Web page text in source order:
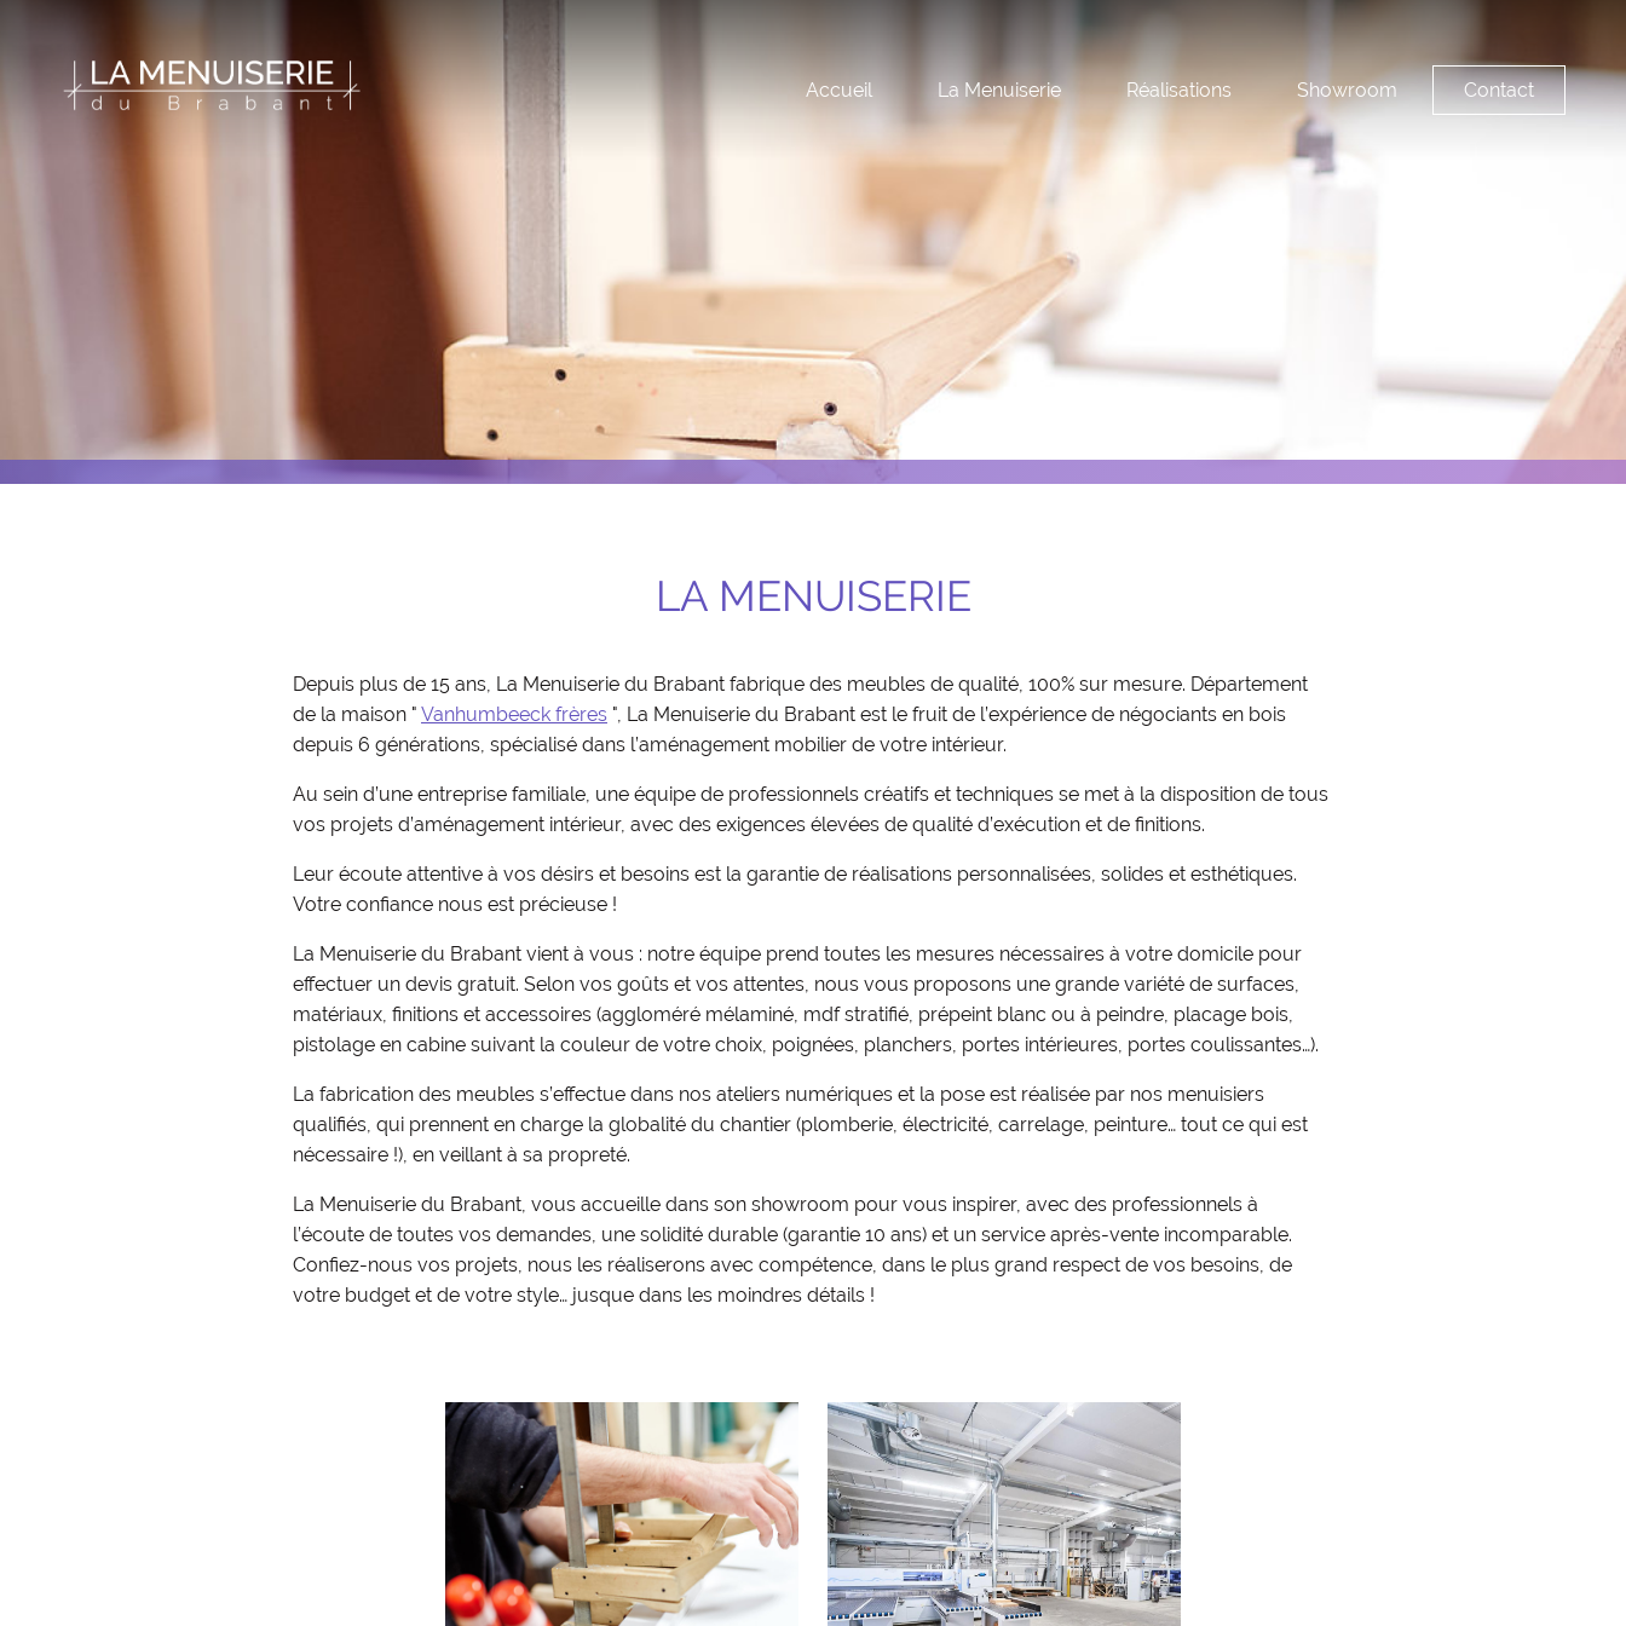
Accueil La Menuiserie Réalisations Showroom Contact
LA MENUISERIE
Depuis plus de 15 ans, La Menuiserie du Brabant fabrique des meubles de qualité, 100% sur mesure. Département
de la maison " Vanhumbeeck frères ", La Menuiserie du Brabant est le fruit de l’expérience de négociants en bois
depuis 6 générations, spécialisé dans l’aménagement mobilier de votre intérieur.
Au sein d’une entreprise familiale, une équipe de professionnels créatifs et techniques se met à la disposition de tous
vos projets d’aménagement intérieur, avec des exigences élevées de qualité d’exécution et de finitions.
Leur écoute attentive à vos désirs et besoins est la garantie de réalisations personnalisées, solides et esthétiques.
Votre confiance nous est précieuse !
La Menuiserie du Brabant vient à vous : notre équipe prend toutes les mesures nécessaires à votre domicile pour
effectuer un devis gratuit. Selon vos goûts et vos attentes, nous vous proposons une grande variété de surfaces,
matériaux, finitions et accessoires (aggloméré mélaminé, mdf stratifié, prépeint blanc ou à peindre, placage bois,
pistolage en cabine suivant la couleur de votre choix, poignées, planchers, portes intérieures, portes coulissantes…).
La fabrication des meubles s’effectue dans nos ateliers numériques et la pose est réalisée par nos menuisiers
qualifiés, qui prennent en charge la globalité du chantier (plomberie, électricité, carrelage, peinture… tout ce qui est
nécessaire !), en veillant à sa propreté.
La Menuiserie du Brabant, vous accueille dans son showroom pour vous inspirer, avec des professionnels à
l’écoute de toutes vos demandes, une solidité durable (garantie 10 ans) et un service après-vente incomparable.
Confiez-nous vos projets, nous les réaliserons avec compétence, dans le plus grand respect de vos besoins, de
votre budget et de votre style… jusque dans les moindres détails !